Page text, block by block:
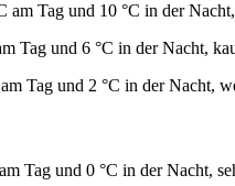
am Tag und 10 °C in der
Tag und 6 °C in der Nacht,
Tag und 2 °C in der Nacht,
Tag und 0 °C in der Nacht,